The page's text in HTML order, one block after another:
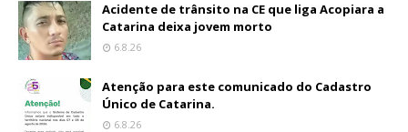
Acidente de trânsito na CE que liga Acopiara a
Catarina deixa jovem morto
6.8.26
Atenção para este comunicado do Cadastro
Único de Catarina.
6.8.26